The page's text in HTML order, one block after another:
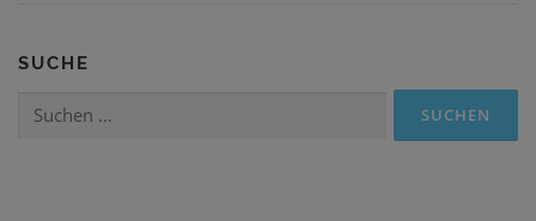
SUCHE
Suchen